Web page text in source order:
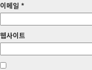
이메일 *
웹사이트